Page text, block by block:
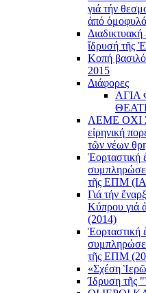
γιά τήν
ἀπό
ἵδρυσή τῆς
Κοπή
2015
Διάφορες
ΑΓΙΑ
ΛΕΜΕ ΟΧΙ
εἰρηνική
τῶν νέων
Ἑορταστική
τῆς ΕΠΜ
Γιά τήν
Κύπρου γιά
(2014)
Ἑορταστική
τῆς ΕΠΜ
«Σχέση
Ίδρυση τῆς